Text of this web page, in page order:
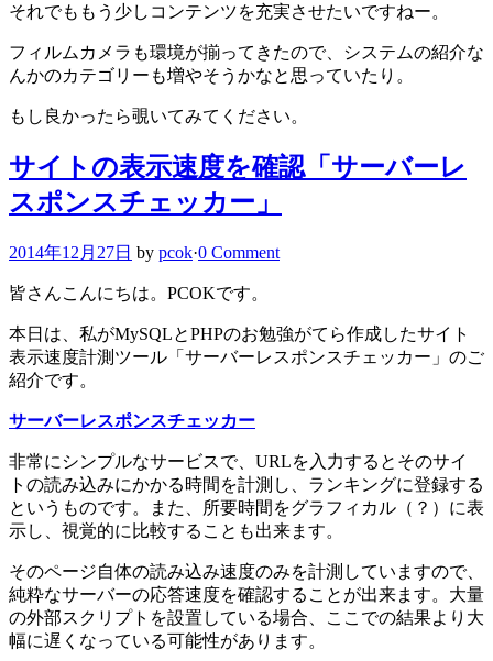
それでももう少しコンテンツを充実させたいですねー。
フィルムカメラも環境が揃ってきたので、システムの紹介な
んかのカテゴリーも増やそうかなと思っていたり。
もし良かったら覗いてみてください。
サイトの表示速度を確認「サーバーレ
スポンスチェッカー」
2014年12月27日 by pcok·0 Comment
皆さんこんにちは。PCOKです。
本日は、私がMySQLとPHPのお勉強がてら作成したサイト
表示速度計測ツール「サーバーレスポンスチェッカー」のご
紹介です。
サーバーレスポンスチェッカー
非常にシンプルなサービスで、URLを入力するとそのサイ
トの読み込みにかかる時間を計測し、ランキングに登録する
というものです。また、所要時間をグラフィカル（？）に表
示し、視覚的に比較することも出来ます。
そのページ自体の読み込み速度のみを計測していますので、
純粋なサーバーの応答速度を確認することが出来ます。大量
の外部スクリプトを設置している場合、ここでの結果より大
幅に遅くなっている可能性があります。